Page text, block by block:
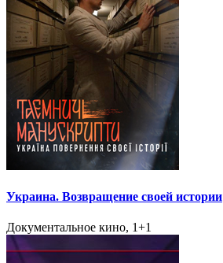
Украина. Возвращение своей истории
Документальное кино, 1+1